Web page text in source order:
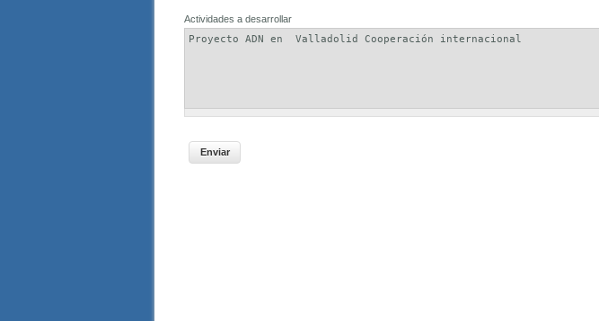
Actividades a desarrollar